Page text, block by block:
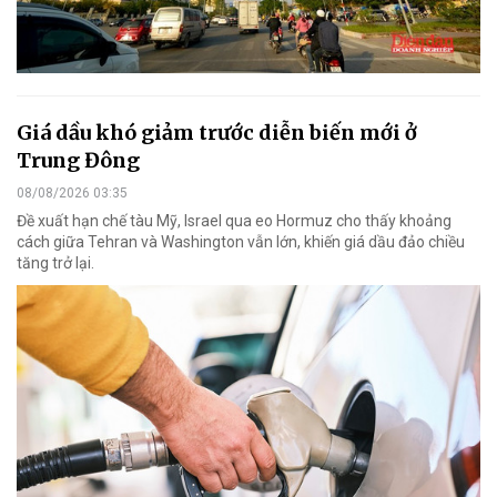
Giá dầu khó giảm trước diễn biến mới ở
Trung Đông
08/08/2026 03:35
Đề xuất hạn chế tàu Mỹ, Israel qua eo Hormuz cho thấy khoảng
cách giữa Tehran và Washington vẫn lớn, khiến giá dầu đảo chiều
tăng trở lại.